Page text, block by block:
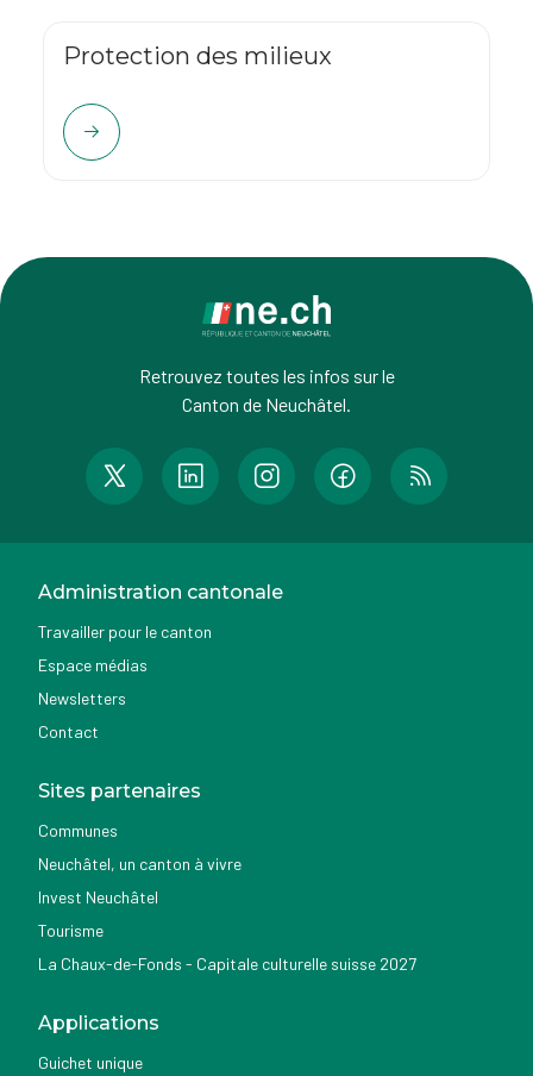
Protection des milieux
Retrouvez toutes les infos sur le
Canton de Neuchâtel.
Administration cantonale
Travailler pour le canton
Espace médias
Newsletters
Contact
Sites partenaires
Communes
Neuchâtel, un canton à vivre
Invest Neuchâtel
Tourisme
La Chaux-de-Fonds - Capitale culturelle suisse 2027
Applications
Guichet unique